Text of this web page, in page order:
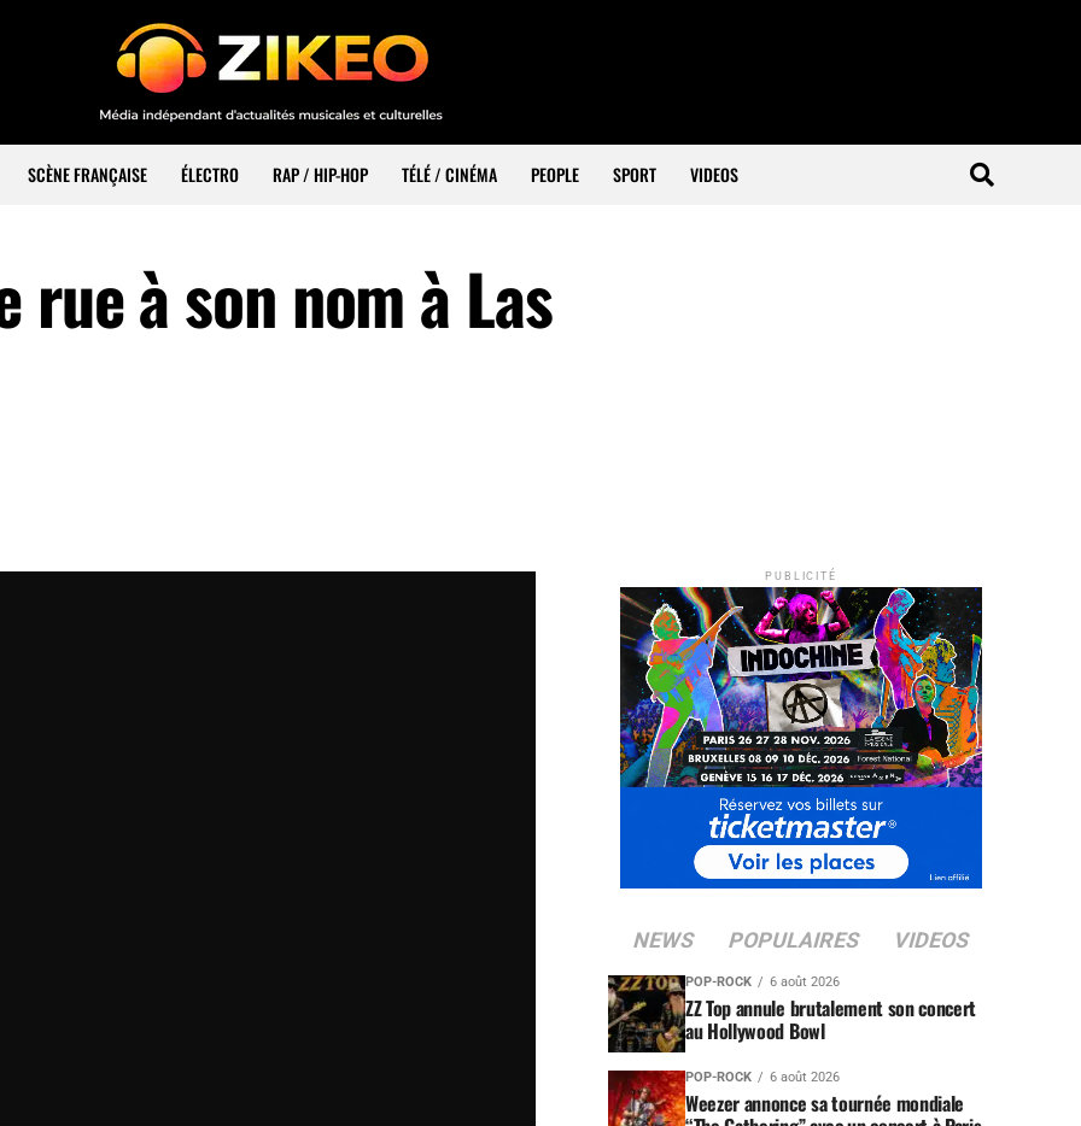
SCÈNE FRANÇAISE ÉLECTRO RAP / HIP-HOP TÉLÉ / CINÉMA PEOPLE SPORT VIDEOS
rue à son nom à Las
PUBLICITÉ
NEWS POPULAIRES VIDEOS
POP-ROCK 6 août 2026
ZZ Top annule brutalement son concert
au Hollywood Bowl
POP-ROCK 6 août 2026
Weezer annonce sa tournée mondiale